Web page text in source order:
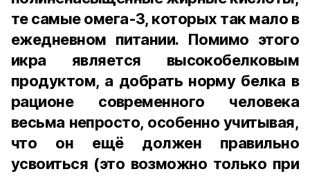
те самые омега-3, которых так мало в
ежедневном питании. Помимо этого
икра является высокобелковым
продуктом, а добрать норму белка в
рационе современного человека
весьма непросто, особенно учитывая,
что он ещё должен правильно
усвоиться (это возможно только при